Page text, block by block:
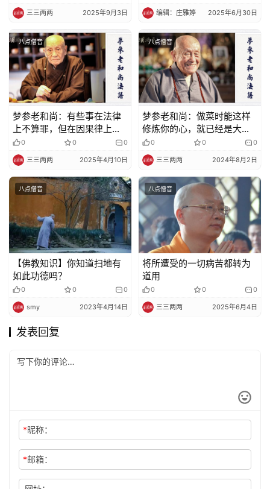
免
责
声
明
三三两两 2025年9月3日 编辑：庄雅婷 2025年6月30日
八点僧音
梦参老和尚：有些事在法律
上不算罪，但在因果律上就
是罪
0 0 0
三三两两 2025年4月10日
八点僧音
梦参老和尚：做菜时能这样
修炼你的心，就已经是大菩
萨心
0 0 0
三三两两 2024年8月2日
八点僧音
【佛教知识】你知道扫地有
如此功德吗？
0 0 0
smy 2023年4月14日
八点僧音
将所遭受的一切病苦都转为
道用
0 0 0
三三两两 2025年6月4日
发表回复
*昵称：
*邮箱：